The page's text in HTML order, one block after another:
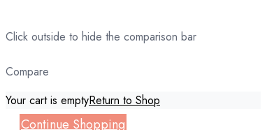
Click outside to hide the comparison bar
Compare
Your cart is emptyReturn to Shop
Continue Shopping